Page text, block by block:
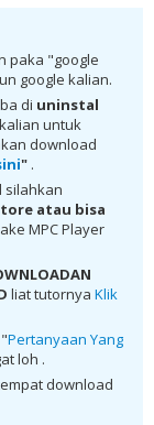
Short Animation
Chain Chronicle:
Chain Chronicle:
Chronicle: Short
Chronicle: Short
Chronicle: Short
Chain Chronicle:
, donwload
Subtitle Indonesia
Batch Subtitle
Short Animation
download Chain
batch Mega ,
Subtitle Indonesia
Batch Subtitle
Short Animation
Short Animation
Chain Chronicle:
donwload Chain
, donwload Chain
batch sub indo ,
Batch Subtitle
Batch Subtitle
indo , download
paka "google
google kalian.
di uninstal
kalian untuk
download
" .
silahkan
atau bisa
MPC Player
liat tutornya Klik
Pertanyaan Yang
loh .
download